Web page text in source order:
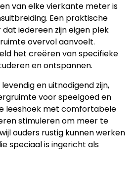
van elke vierkante meter is
Een praktische
iedereen zijn eigen plek
overvol aanvoelt.
het creëren van specifieke
en ontspannen.
en uitnodigend zijn,
voor speelgoed en
leeshoek met comfortabele
stimuleren om meer te
ouders rustig kunnen werken
speciaal is ingericht als